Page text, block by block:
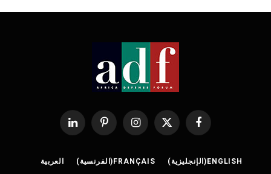
فيسبوك
X
الانستغرامبينتيريستلينكدإن
ENGLISH
(الإنجليزية )
FRANÇAIS
(الفرنسية ) العربية